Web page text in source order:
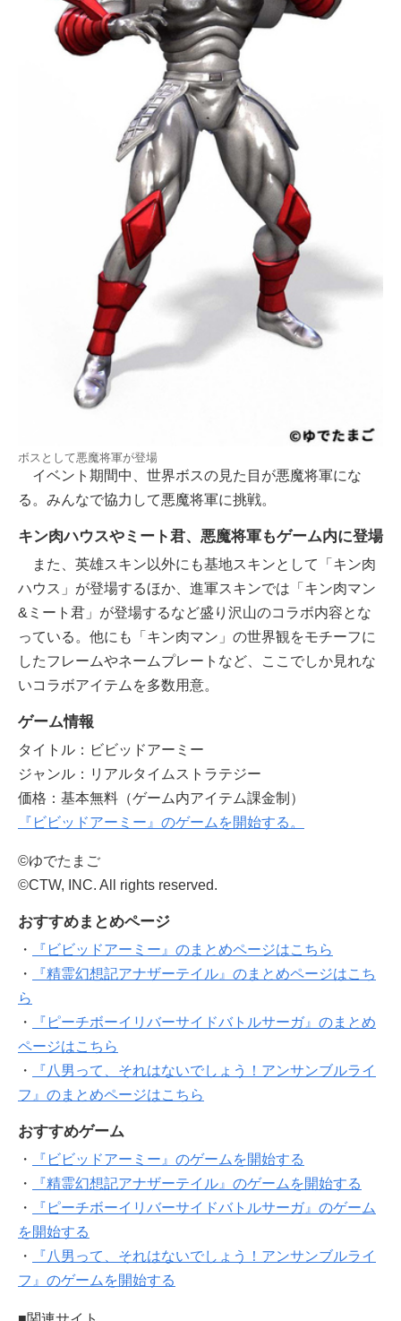
ボスとして悪魔将軍が登場
イベント期間中、世界ボスの見た目が悪魔将軍にな
る。みんなで協力して悪魔将軍に挑戦。
キン肉ハウスやミート君、悪魔将軍もゲーム内に登場
また、英雄スキン以外にも基地スキンとして「キン肉
ハウス」が登場するほか、進軍スキンでは「キン肉マン
&ミート君」が登場するなど盛り沢山のコラボ内容とな
っている。他にも「キン肉マン」の世界観をモチーフに
したフレームやネームプレートなど、ここでしか見れな
いコラボアイテムを多数用意。
ゲーム情報
タイトル：ビビッドアーミー
ジャンル：リアルタイムストラテジー
価格：基本無料（ゲーム内アイテム課金制）
『ビビッドアーミー』のゲームを開始する。
©ゆでたまご
©CTW, INC. All rights reserved.
おすすめまとめページ
・
『ビビッドアーミー』のまとめページはこちら
・
『精霊幻想記アナザーテイル』のまとめページはこち
ら
・
『ピーチボーイリバーサイドバトルサーガ』のまとめ
ページはこちら
・
『八男って、それはないでしょう！アンサンブルライ
フ』のまとめページはこちら
おすすめゲーム
・
『ビビッドアーミー』のゲームを開始する
・
『精霊幻想記アナザーテイル』のゲームを開始する
・
『ピーチボーイリバーサイドバトルサーガ』のゲーム
を開始する
・
『八男って、それはないでしょう！アンサンブルライ
フ』のゲームを開始する